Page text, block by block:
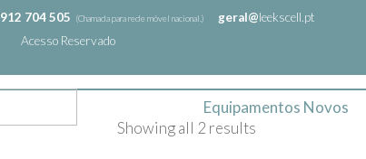
912 704 505 (Chamada para rede móvel nacional.) geral@leekscell.pt
Acesso Reservado
Equipamentos Novos
Showing all 2 results